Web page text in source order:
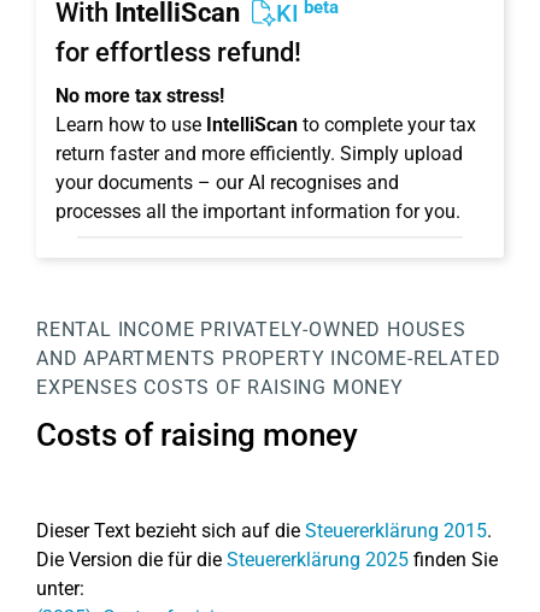
With IntelliScan KI beta
for effortless refund!
No more tax stress!
Learn how to use IntelliScan to complete your tax
return faster and more efficiently. Simply upload
your documents – our AI recognises and
processes all the important information for you.
RENTAL INCOME PRIVATELY-OWNED HOUSES
AND APARTMENTS PROPERTY INCOME-RELATED
EXPENSES COSTS OF RAISING MONEY
Costs of raising money
Dieser Text bezieht sich auf die Steuererklärung 2015.
Die Version die für die Steuererklärung 2025 finden Sie
unter: